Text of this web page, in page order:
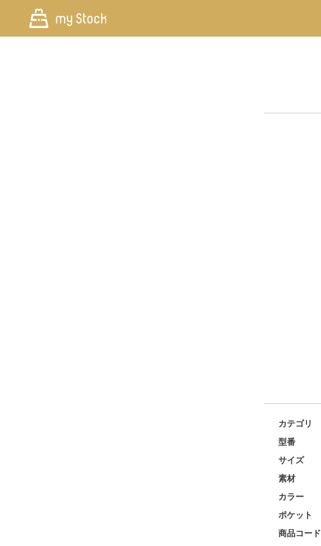
カテゴリ
型番
サイズ
素材
カラー
ポケット
商品コード